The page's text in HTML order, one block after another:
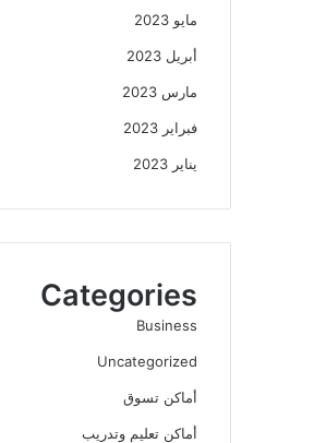
مايو 2023
أبريل 2023
مارس 2023
فبراير 2023
يناير 2023
Categories
Business
Uncategorized
أماكن تسوق
أماكن تعليم وتدريب